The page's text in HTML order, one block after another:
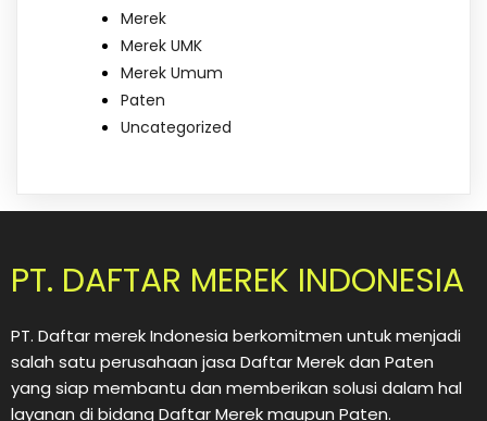
Merek
Merek UMK
Merek Umum
Paten
Uncategorized
PT. DAFTAR MEREK INDONESIA
PT. Daftar merek Indonesia berkomitmen untuk menjadi
salah satu perusahaan jasa Daftar Merek dan Paten
yang siap membantu dan memberikan solusi dalam hal
layanan di bidang Daftar Merek maupun Paten.